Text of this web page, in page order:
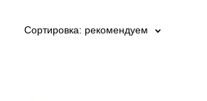
Сортировка: рекомендуем